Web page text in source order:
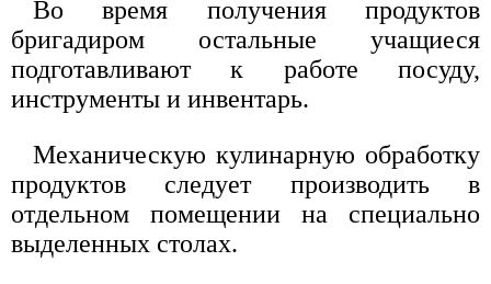
Во время получения продуктов
бригадиром остальные учащиеся
подготавливают к работе посуду,
инструменты и инвентарь.
Механическую кулинарную обработку
продуктов следует производить в
отдельном помещении на специально
выделенных столах.